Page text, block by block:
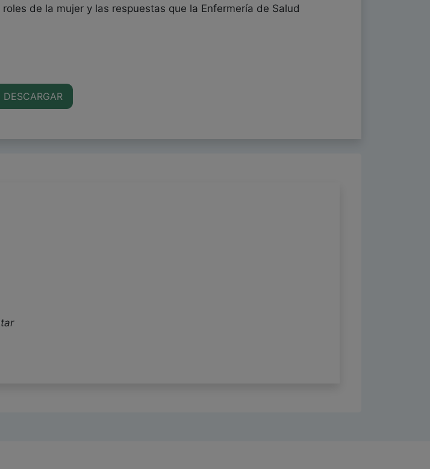
de la mujer y las respuestas que la Enfermería de Salud